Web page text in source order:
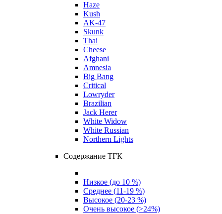
Haze
Kush
AK-47
Skunk
Thai
Cheese
Afghani
Amnesia
Big Bang
Critical
Lowryder
Brazilian
Jack Herer
White Widow
White Russian
Northern Lights
Содержание ТГК
Низкое (до 10 %)
Среднее (11-19 %)
Высокое (20-23 %)
Очень высокое (>24%)